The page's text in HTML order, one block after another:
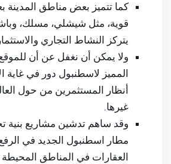
كما تتميز بعض مناطق المدينة
قوية، مثل شيشلي، مسلك،
يتركز النشاط التجاري
ولا يمكن أن نغفل عن أن
المميز لاسطنبول دور في غاية
أنظار المستثمرين من حول
غيرها.
وقد ساهم تدشين مشاريع بنية
مطار اسطنبول الجديد في
العقارات في المناطق المحيطة